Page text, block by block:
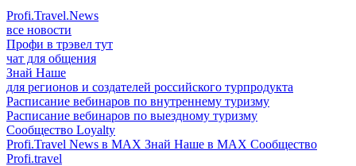
Profi.Travel.News
все новости
Профи в трэвел тут
чат для общения
Знай Наше
для регионов и создателей российского турпродукта
Расписание вебинаров по внутреннему туризму
Расписание вебинаров по выездному туризму
Сообщество Loyalty
Profi.Travel News в MAX Знай Наше в MAX Сообщество
Profi.travel